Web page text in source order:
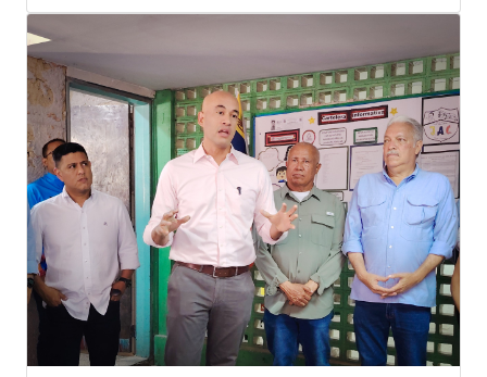
Durante la actividad, los asistentes contaron
Eudicis Viva, habitante de la comunidad y
Esta iniciativa se enmarca en la política social
Oskarina Rosso